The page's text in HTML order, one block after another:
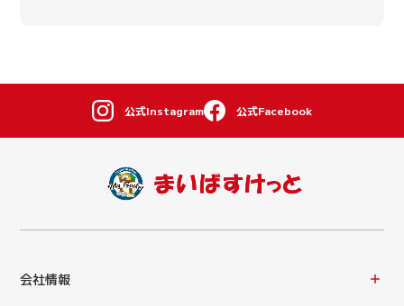
公式Instagram 公式Facebook
会社情報